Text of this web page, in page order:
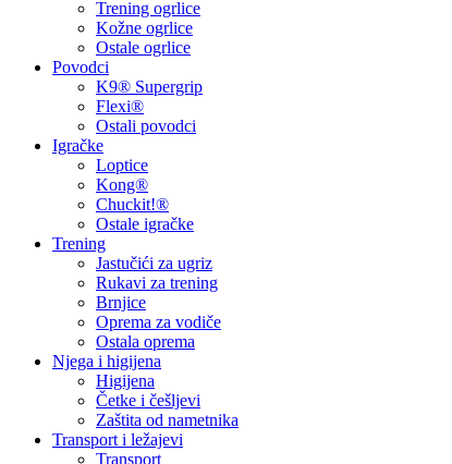
Trening ogrlice
Kožne ogrlice
Ostale ogrlice
Povodci
K9® Supergrip
Flexi®
Ostali povodci
Igračke
Loptice
Kong®
Chuckit!®
Ostale igračke
Trening
Jastučići za ugriz
Rukavi za trening
Brnjice
Oprema za vodiče
Ostala oprema
Njega i higijena
Higijena
Četke i češljevi
Zaštita od nametnika
Transport i ležajevi
Transport